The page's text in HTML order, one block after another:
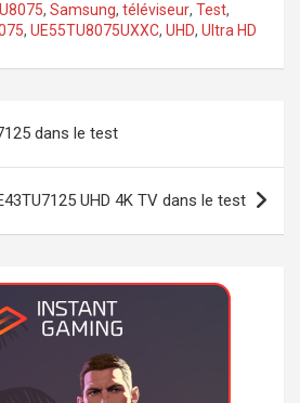
, Samsung, téléviseur, Test,
, UE55TU8075UXXC, UHD, Ultra HD
dans le test
UHD 4K TV dans le test